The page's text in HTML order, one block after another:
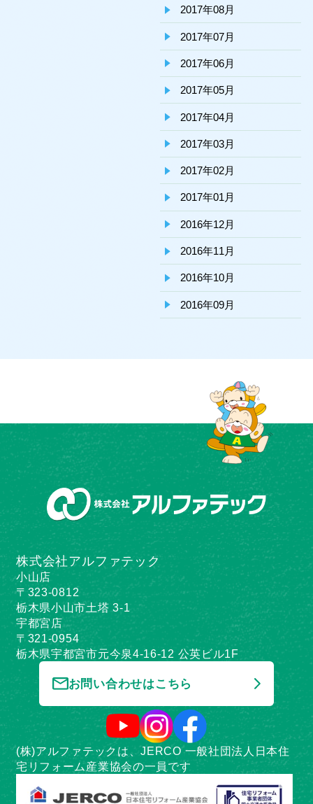
2017年08月
2017年07月
2017年06月
2017年05月
2017年04月
2017年03月
2017年02月
2017年01月
2016年12月
2016年11月
2016年10月
2016年09月
株式会社アルファテック
小山店
〒323-0812
栃木県小山市土塔 3-1
宇都宮店
〒321-0954
栃木県宇都宮市元今泉4-16-12 公英ビル1F
お問い合わせはこちら
(株)アルファテックは、JERCO 一般社団法人日本住
宅リフォーム産業協会の一員です